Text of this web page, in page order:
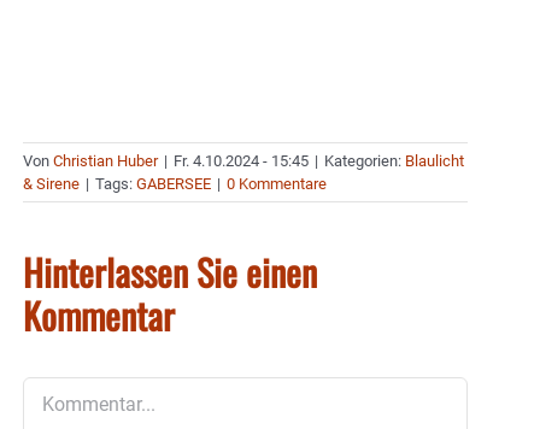
Von Christian Huber | Fr. 4.10.2024 - 15:45 | Kategorien: Blaulicht
& Sirene | Tags: GABERSEE | 0 Kommentare
Hinterlassen Sie einen
Kommentar